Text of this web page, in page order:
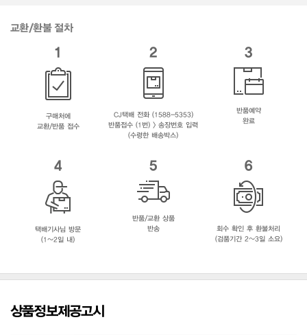
교환/환불 절차
1
구매처에
교환/반품 접수
2
CJ택배 전화 (1588-5353)
반품접수 (1번) > 송장번호 입력
(수령한 배송박스)
3
반품예약
완료
4
택배기사님 방문
(1~2일 내)
5
반품/교환 상품
반송
6
회수 확인 후 환불처리
(검품기간 2~3일 소요)
상품정보제공고시